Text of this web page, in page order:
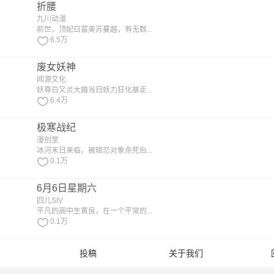
折腰
九川动漫
前世，顶配白富美苏蔓越，有无数...
6.5万
废女妖神
闻源文化
妖尊白又灵大婚当日妖力狂化暴走...
6.4万
极寒战纪
漫创堂
冰河末日来临，被暗恋对象杀死后...
0.1万
6月6日星期六
四儿SIV
平凡的高中生黄良，在一个平常的...
0.1万
投稿 关于我们